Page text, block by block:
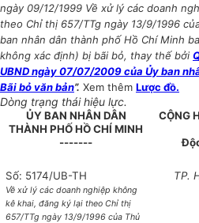
ngày 09/12/1999 Về xử lý các doanh
theo Chỉ thị 657/TTg ngày 13/9/1996
ban nhân dân thành phố Hồ Chí Minh
không xác định) bị bãi bỏ, thay thế bởi
UBND ngày 07/07/2009 của Ủy ban
Bãi bỏ văn bản”. Xem thêm Lược đồ.
Dòng trạng thái hiệu lực.
ỦY BAN NHÂN DÂN
THÀNH PHỐ HỒ CHÍ MINH
-------
CỘNG
Số: 5174/UB-TH
Về xử lý các doanh nghiệp không
kê khai, đăng ký lại theo Chỉ thị
657/TTg ngày 13/9/1996 của Thủ
TP.